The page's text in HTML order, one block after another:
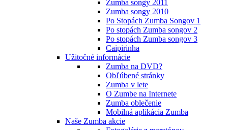
Zumba songy 2011
Zumba songy 2010
Po Stopách Zumba Songov 1
Po stopách Zumba songov 2
Po stopách Zumba songov 3
Caipirinha
Užitočné informácie
Zumba na DVD?
Obľúbené stránky
Zumba v lete
O Zumbe na Internete
Zumba oblečenie
Mobilná aplikácia Zumba
Naše Zumba akcie